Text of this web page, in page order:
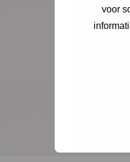
voor
This